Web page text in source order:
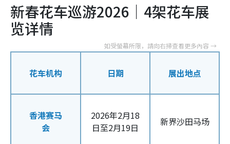
新春花车巡游2026｜4架花车展
览详情
花车机构 日期 展出地点
香港赛马
会
2026年2月18
日至2月19日
新界沙田马场